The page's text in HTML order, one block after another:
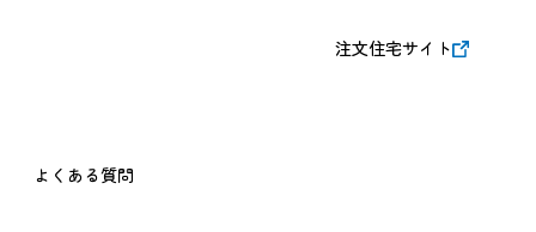
よくある質問
注文住宅サイト